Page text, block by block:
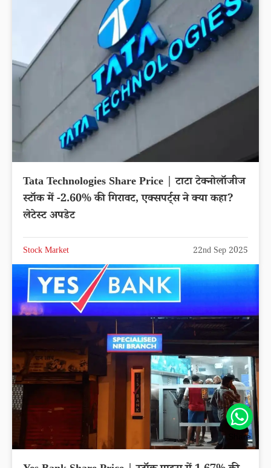
Tata Technologies Share Price | टाटा टेक्नोलॉजीज
स्टॉक में -2.60% की गिरावट, एक्सपर्ट्स ने क्या कहा?
लेटेस्ट अपडेट
Stock Market 22nd Sep 2025
Share